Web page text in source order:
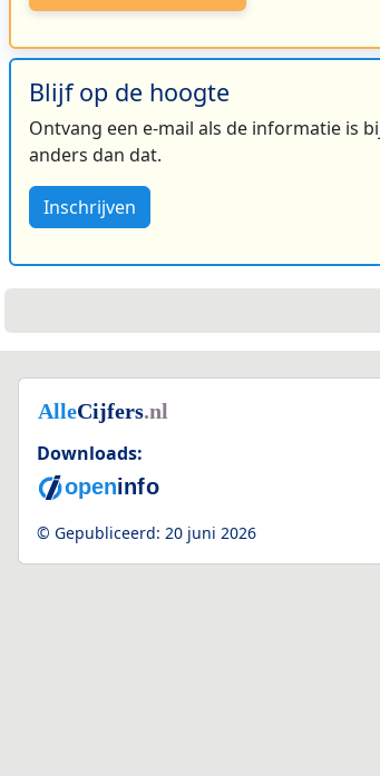
Blijf op de hoogte
Ontvang een e-mail als de informatie is
anders dan dat.
Inschrijven
Downloads:
© Gepubliceerd: 20 juni 2026